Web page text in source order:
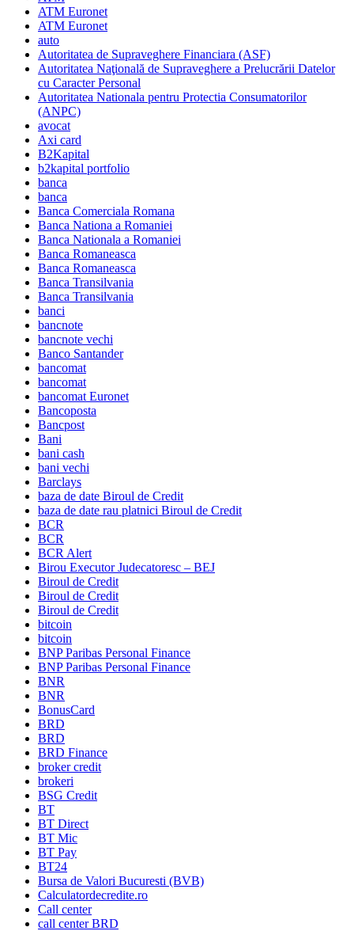
ATM Euronet
ATM Euronet
auto
Autoritatea de Supraveghere Financiara (ASF)
Autoritatea Naţională de Supraveghere a Prelucrării Datelor
cu Caracter Personal
Autoritatea Nationala pentru Protectia Consumatorilor
(ANPC)
avocat
Axi card
B2Kapital
b2kapital portfolio
banca
banca
Banca Comerciala Romana
Banca Nationa a Romaniei
Banca Nationala a Romaniei
Banca Romaneasca
Banca Romaneasca
Banca Transilvania
Banca Transilvania
banci
bancnote
bancnote vechi
Banco Santander
bancomat
bancomat
bancomat Euronet
Bancoposta
Bancpost
Bani
bani cash
bani vechi
Barclays
baza de date Biroul de Credit
baza de date rau platnici Biroul de Credit
BCR
BCR
BCR Alert
Birou Executor Judecatoresc – BEJ
Biroul de Credit
Biroul de Credit
Biroul de Credit
bitcoin
bitcoin
BNP Paribas Personal Finance
BNP Paribas Personal Finance
BNR
BNR
BonusCard
BRD
BRD
BRD Finance
broker credit
brokeri
BSG Credit
BT
BT Direct
BT Mic
BT Pay
BT24
Bursa de Valori Bucuresti (BVB)
Calculatordecredite.ro
Call center
call center BRD